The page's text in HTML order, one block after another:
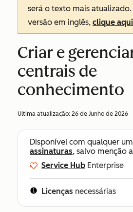
será o texto mais atualizado.
versão em inglês, clique aqui
Criar e
centrais de
conhecimento
Ultima atualização: 26 de Junho de 2026
Disponível com qualquer
assinaturas, salvo menção
Service Hub Enterprise
Licenças necessárias